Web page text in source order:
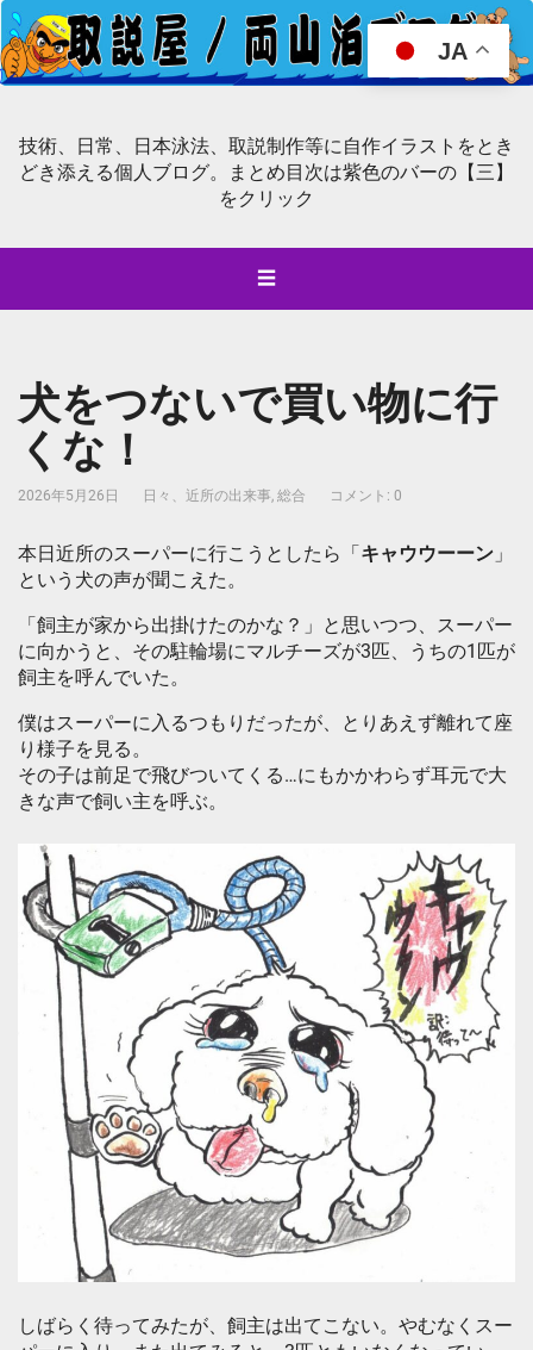
技術、日常、日本泳法、取説制作等に自作イラストをとき
どき添える個人ブログ。まとめ目次は紫色のバーの【三】
をクリック
☰
犬をつないで買い物に行
くな！
2026年5月26日 日々、近所の出来事, 総合 コメント: 0
本日近所のスーパーに行こうとしたら「 キャウウーーン 」
という犬の声が聞こえた。
「飼主が家から出掛けたのかな？」と思いつつ、スーパー
に向かうと、その駐輪場にマルチーズが3匹、うちの1匹が
飼主を呼んでいた。
僕はスーパーに入るつもりだったが、とりあえず離れて座
り様子を見る。
その子は前足で飛びついてくる…にもかかわらず耳元で大
きな声で飼い主を呼ぶ。
しばらく待ってみたが、飼主は出てこない。やむなくスー
JA